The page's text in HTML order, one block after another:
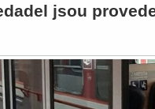
jsou